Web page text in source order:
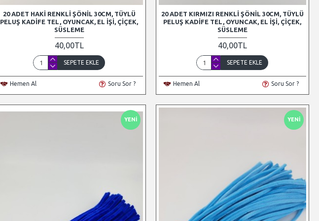
20 ADET HAKI RENKLI ŞÖNIL 30CM, TÜYLÜ
PELUŞ KADIFE TEL, OYUNCAK, EL İŞI, ÇIÇEK,
SÜSLEME
40,00TL
SEPETE EKLE
Hemen Al Soru Sor ?
20 ADET KIRMIZI RENKLI ŞÖNIL 30CM, TÜYLÜ
PELUŞ KADIFE TEL, OYUNCAK, EL İŞI, ÇIÇEK,
SÜSLEME
40,00TL
SEPETE EKLE
Hemen Al Soru Sor ?
YENI YENI